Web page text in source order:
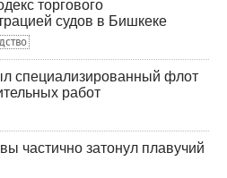
торгового
судов в Бишкеке
специализированный флот
работ
частично затонул плавучий